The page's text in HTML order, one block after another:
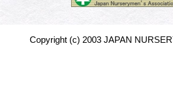
Copyright (c) 2003 JAPAN